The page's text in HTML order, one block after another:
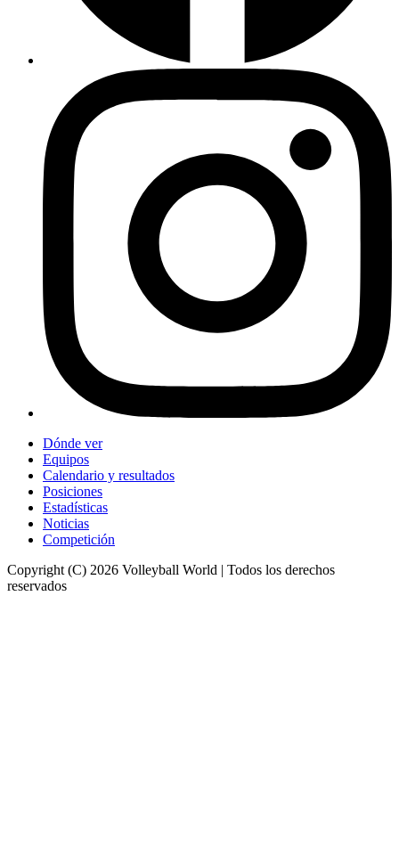
Dónde ver
Equipos
Calendario y resultados
Posiciones
Estadísticas
Noticias
Competición
Copyright (C) 2026 Volleyball World | Todos los derechos
reservados